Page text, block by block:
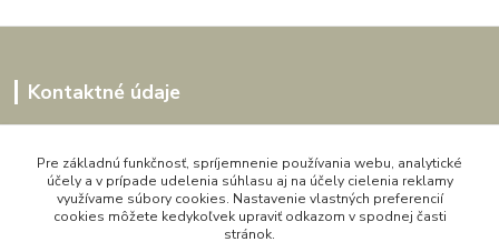
Kontaktné údaje
0907864188
pon. - pia. 9,00 do 16,00h
artwood.nelly@gmail.com
Pre základnú funkčnosť, spríjemnenie používania webu, analytické
účely a v prípade udelenia súhlasu aj na účely cielenia reklamy
využívame súbory cookies. Nastavenie vlastných preferencií
cookies môžete kedykoľvek upraviť odkazom v spodnej časti
stránok.